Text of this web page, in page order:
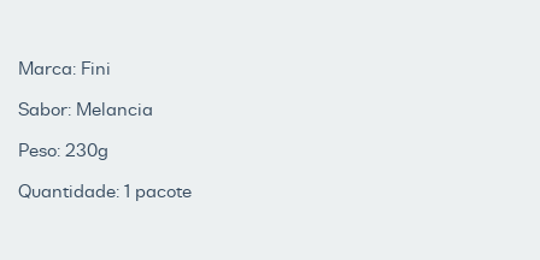
Marca: Fini
Sabor: Melancia
Peso: 230g
Quantidade: 1 pacote